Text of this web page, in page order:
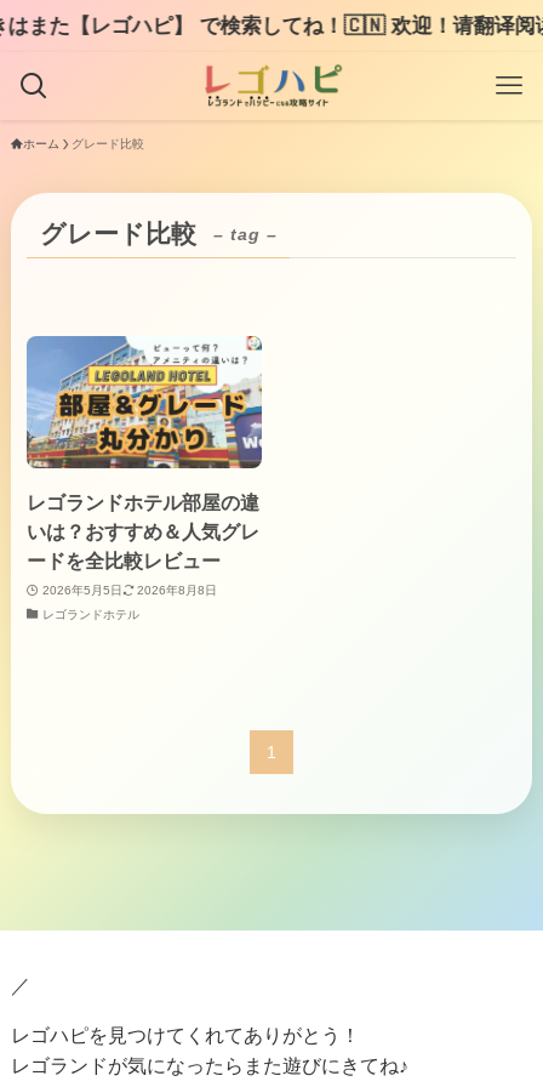
また【レゴハピ】 で検索してね！🇨🇳 欢迎！请翻译阅
ホーム グレード比較
グレード比較 – tag –
レゴランドホテル部屋の違
いは？おすすめ＆人気グレ
ードを全比較レビュー
2026年5月5日
2026年8月8日
レゴランドホテル
1
／
レゴハピを見つけてくれてありがとう！
レゴランドが気になったらまた遊びにきてね♪